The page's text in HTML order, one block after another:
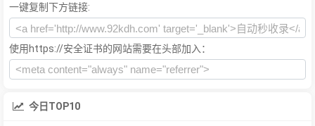
一键复制下方链接:
使用https://安全证书的网站需要在头部加入：
今日TOP10